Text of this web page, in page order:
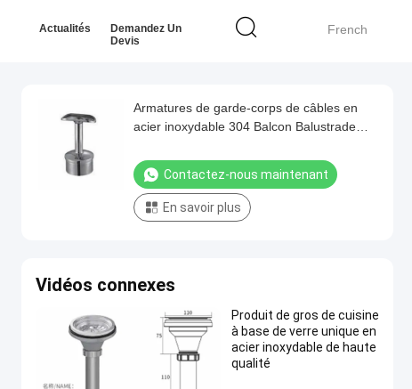
French
Actualités
Demandez Un
Devis
Armatures de garde-corps de câbles en
acier inoxydable 304 Balcon Balustrade
support du guidon d'escalier
Contactez-nous maintenant
En savoir plus
Vidéos connexes
Produit de gros de cuisine
à base de verre unique en
acier inoxydable de haute
qualité